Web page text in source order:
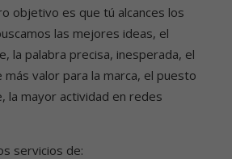
objetivo es que tú alcances los
las mejores ideas, el
la palabra precisa, inesperada, el
más valor para la marca, el puesto
la mayor actividad en redes
servicios de: